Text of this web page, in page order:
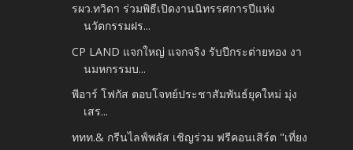
รผว.ทวิดา ร่วมพิธีเปิดงานนิทรรศการปีแห่ง
นวัตกรรมฝร...
CP LAND แจกใหญ่ แจกจริง รับปีกระต่ายทอง งา
นมหกรรมบ...
พีอาร์ โฟกัส ตอบโจทย์ประชาสัมพันธ์ยุคใหม่ มุ่ง
เสร...
ททท.& กรีนไลฟ์พลัส เชิญร่วม ฟรีคอนเสิร์ต "เที่ยง